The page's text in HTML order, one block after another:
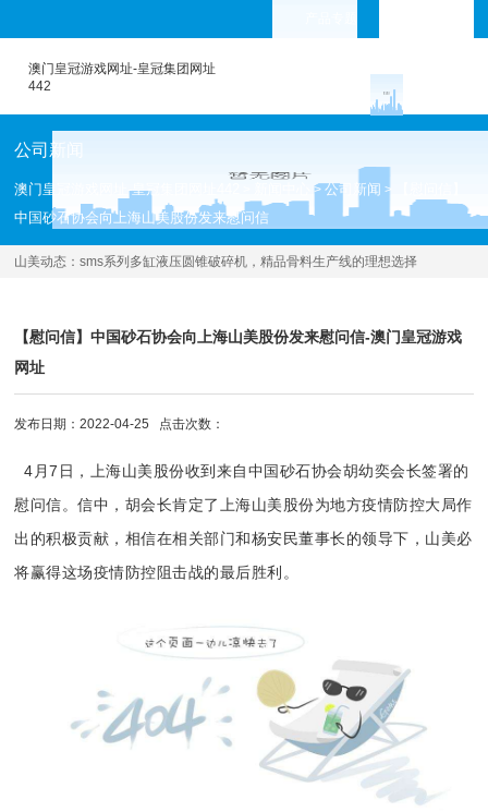
澳门皇冠游戏网址-皇冠集团网址
442
公司新闻
澳门皇冠游戏网址-皇冠集团网址442 >公司新闻 >
中国砂石协会向上海山美股份发来慰问信
山美动态：sms系列多缸液压圆锥破碎机，精品骨料生产线的理想选择
【慰问信】中国砂石协会向上海山美股份发来慰问信-澳门皇冠游戏
网址
发布日期：2022-04-25 点击次数：
4月7日，上海山美股份收到来自中国砂石协会胡幼奕会长签署的
慰问信。信中 ，胡会长肯定了上海山美股份为地方疫情防控大局作
出的积极贡献，相信在相关部门和杨安民董事长的领导下，山美必
将赢得这场疫情防控阻击战的最后胜利。